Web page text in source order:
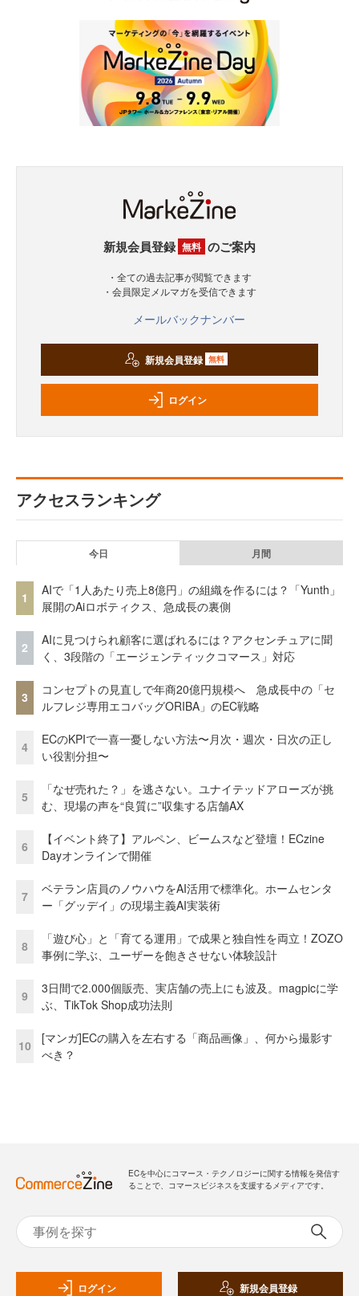
新規会員登録 無料 のご案内
・全ての過去記事が閲覧できます
・会員限定メルマガを受信できます
メールバックナンバー
新規会員登録 無料
ログイン
アクセスランキング
今日 月間
1
AIで「1人あたり売上8億円」の組織を作るには？「Yunth」
展開のAiロボティクス、急成長の裏側
2
AIに見つけられ顧客に選ばれるには？アクセンチュアに聞
く、3段階の「エージェンティックコマース」対応
3
コンセプトの見直しで年商20億円規模へ 急成長中の「セ
ルフレジ専用エコバッグORIBA」のEC戦略
4
ECのKPIで一喜一憂しない方法〜月次・週次・日次の正し
い役割分担〜
5
「なぜ売れた？」を逃さない。ユナイテッドアローズが挑
む、現場の声を“良質に”収集する店舗AX
6
【イベント終了】アルペン、ビームスなど登壇！ECzine
Dayオンラインで開催
7
ベテラン店員のノウハウをAI活用で標準化。ホームセンタ
ー「グッデイ」の現場主義AI実装術
8
「遊び心」と「育てる運用」で成果と独自性を両立！ZOZO
事例に学ぶ、ユーザーを飽きさせない体験設計
9
3日間で2.000個販売、実店舗の売上にも波及。magpicに学
ぶ、TikTok Shop成功法則
10
[マンガ]ECの購入を左右する「商品画像」、何から撮影す
べき？
ECを中心にコマース・テクノロジーに関する情報を発信す
ることで、コマースビジネスを支援するメディアです。
ログイン 新規会員登録